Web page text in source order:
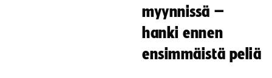
myynnissä –
hanki ennen
ensimmäistä peliä